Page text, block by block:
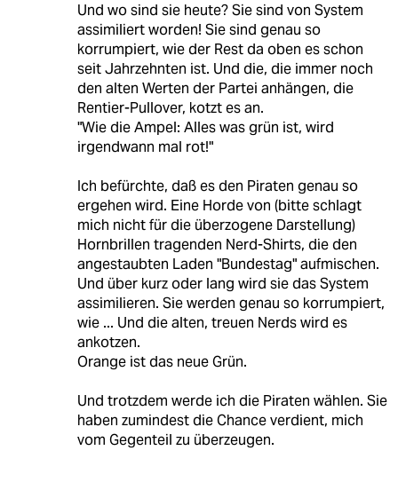
Und wo sind sie heute? Sie sind von System
assimiliert worden! Sie sind genau so
korrumpiert, wie der Rest da oben es schon
seit Jahrzehnten ist. Und die, die immer noch
den alten Werten der Partei anhängen, die
Rentier-Pullover, kotzt es an.
"Wie die Ampel: Alles was grün ist, wird
irgendwann mal rot!"
Ich befürchte, daß es den Piraten genau so
ergehen wird. Eine Horde von (bitte schlagt
mich nicht für die überzogene Darstellung)
Hornbrillen tragenden Nerd-Shirts, die den
angestaubten Laden "Bundestag" aufmischen.
Und über kurz oder lang wird sie das System
assimilieren. Sie werden genau so korrumpiert,
wie ... Und die alten, treuen Nerds wird es
ankotzen.
Orange ist das neue Grün.
Und trotzdem werde ich die Piraten wählen. Sie
haben zumindest die Chance verdient, mich
vom Gegenteil zu überzeugen.